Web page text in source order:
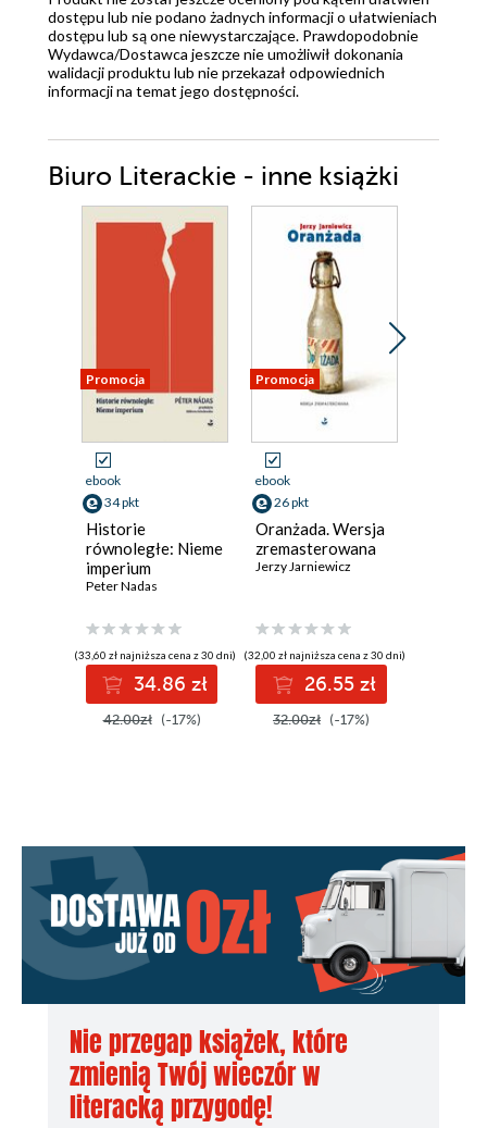
dostępu lub nie podano żadnych informacji o ułatwieniach
dostępu lub są one niewystarczające. Prawdopodobnie
Wydawca/Dostawca jeszcze nie umożliwił dokonania
walidacji produktu lub nie przekazał odpowiednich
informacji na temat jego dostępności.
Biuro Literackie - inne książki
Promocja
ebook
34 pkt
Historie
równoległe: Nieme
imperium
Peter Nadas
(33,60 zł najniższa cena z 30 dni)
34.86 zł
42.00zł (-17%)
Promocja
ebook
26 pkt
Oranżada. Wersja
zremasterowana
Jerzy Jarniewicz
(32,00 zł najniższa cena z 30 dni)
26.55 zł
32.00zł (-17%)
Nie przegap książek, które
zmienią Twój wieczór w
literacką przygodę!